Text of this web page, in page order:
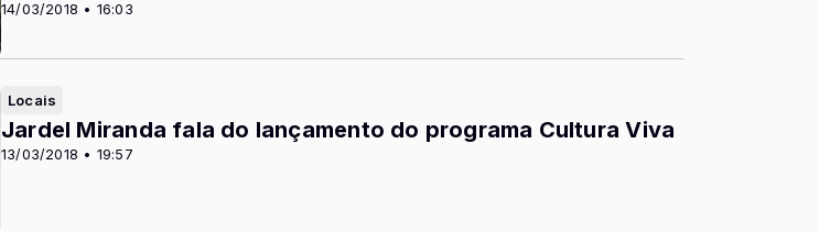
14/03/2018 • 16:03
Locais
13/03/2018 • 19:57
Jardel Miranda fala do lançamento do programa Cultura Viva